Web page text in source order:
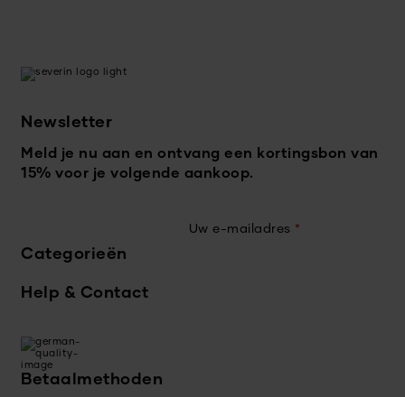
Newsletter
Meld je nu aan en ontvang een kortingsbon van
15% voor je volgende aankoop.
Uw e-mailadres *
Categorieën
Help & Contact
Betaalmethoden